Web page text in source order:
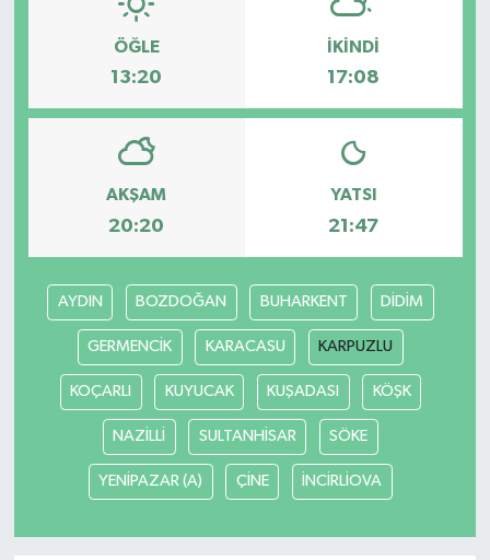
ÖĞLE
13:20
İKINDI
17:08
AKŞAM
20:20
YATSI
21:47
AYDIN BOZDOĞAN BUHARKENT DİDİM
GERMENCİK KARACASU KARPUZLU
KOÇARLI KUYUCAK KUŞADASI KÖŞK
NAZİLLİ SULTANHİSAR SÖKE
YENİPAZAR (A) ÇİNE İNCİRLİOVA